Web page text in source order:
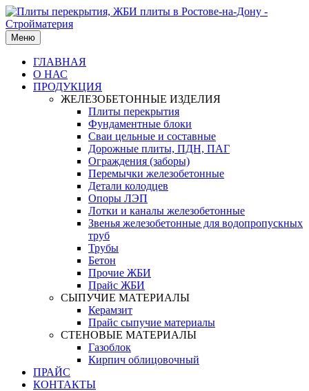
Меню
ГЛАВНАЯ
О НАС
ПРОДУКЦИЯ
ЖЕЛЕЗОБЕТОННЫЕ ИЗДЕЛИЯ
Плиты перекрытия
Фундаментные блоки
Сваи цельные и составные
Дорожные плиты, ПДН, ПАГ
Ограждения (заборы)
Перемычки железобетонные
Детали колодцев
Опоры ЛЭП
Лотки и каналы железобетонные
Звенья железобетонные для водопропускных
труб
Трубы
Бетон
Прочие ЖБИ
Прайс ЖБИ
СЫПУЧИЕ МАТЕРИАЛЫ
Керамзит
Прайс сыпучие материалы
СТЕНОВЫЕ МАТЕРИАЛЫ
Газоблок
Кирпич облицовочный
ПРАЙС
КОНТАКТЫ